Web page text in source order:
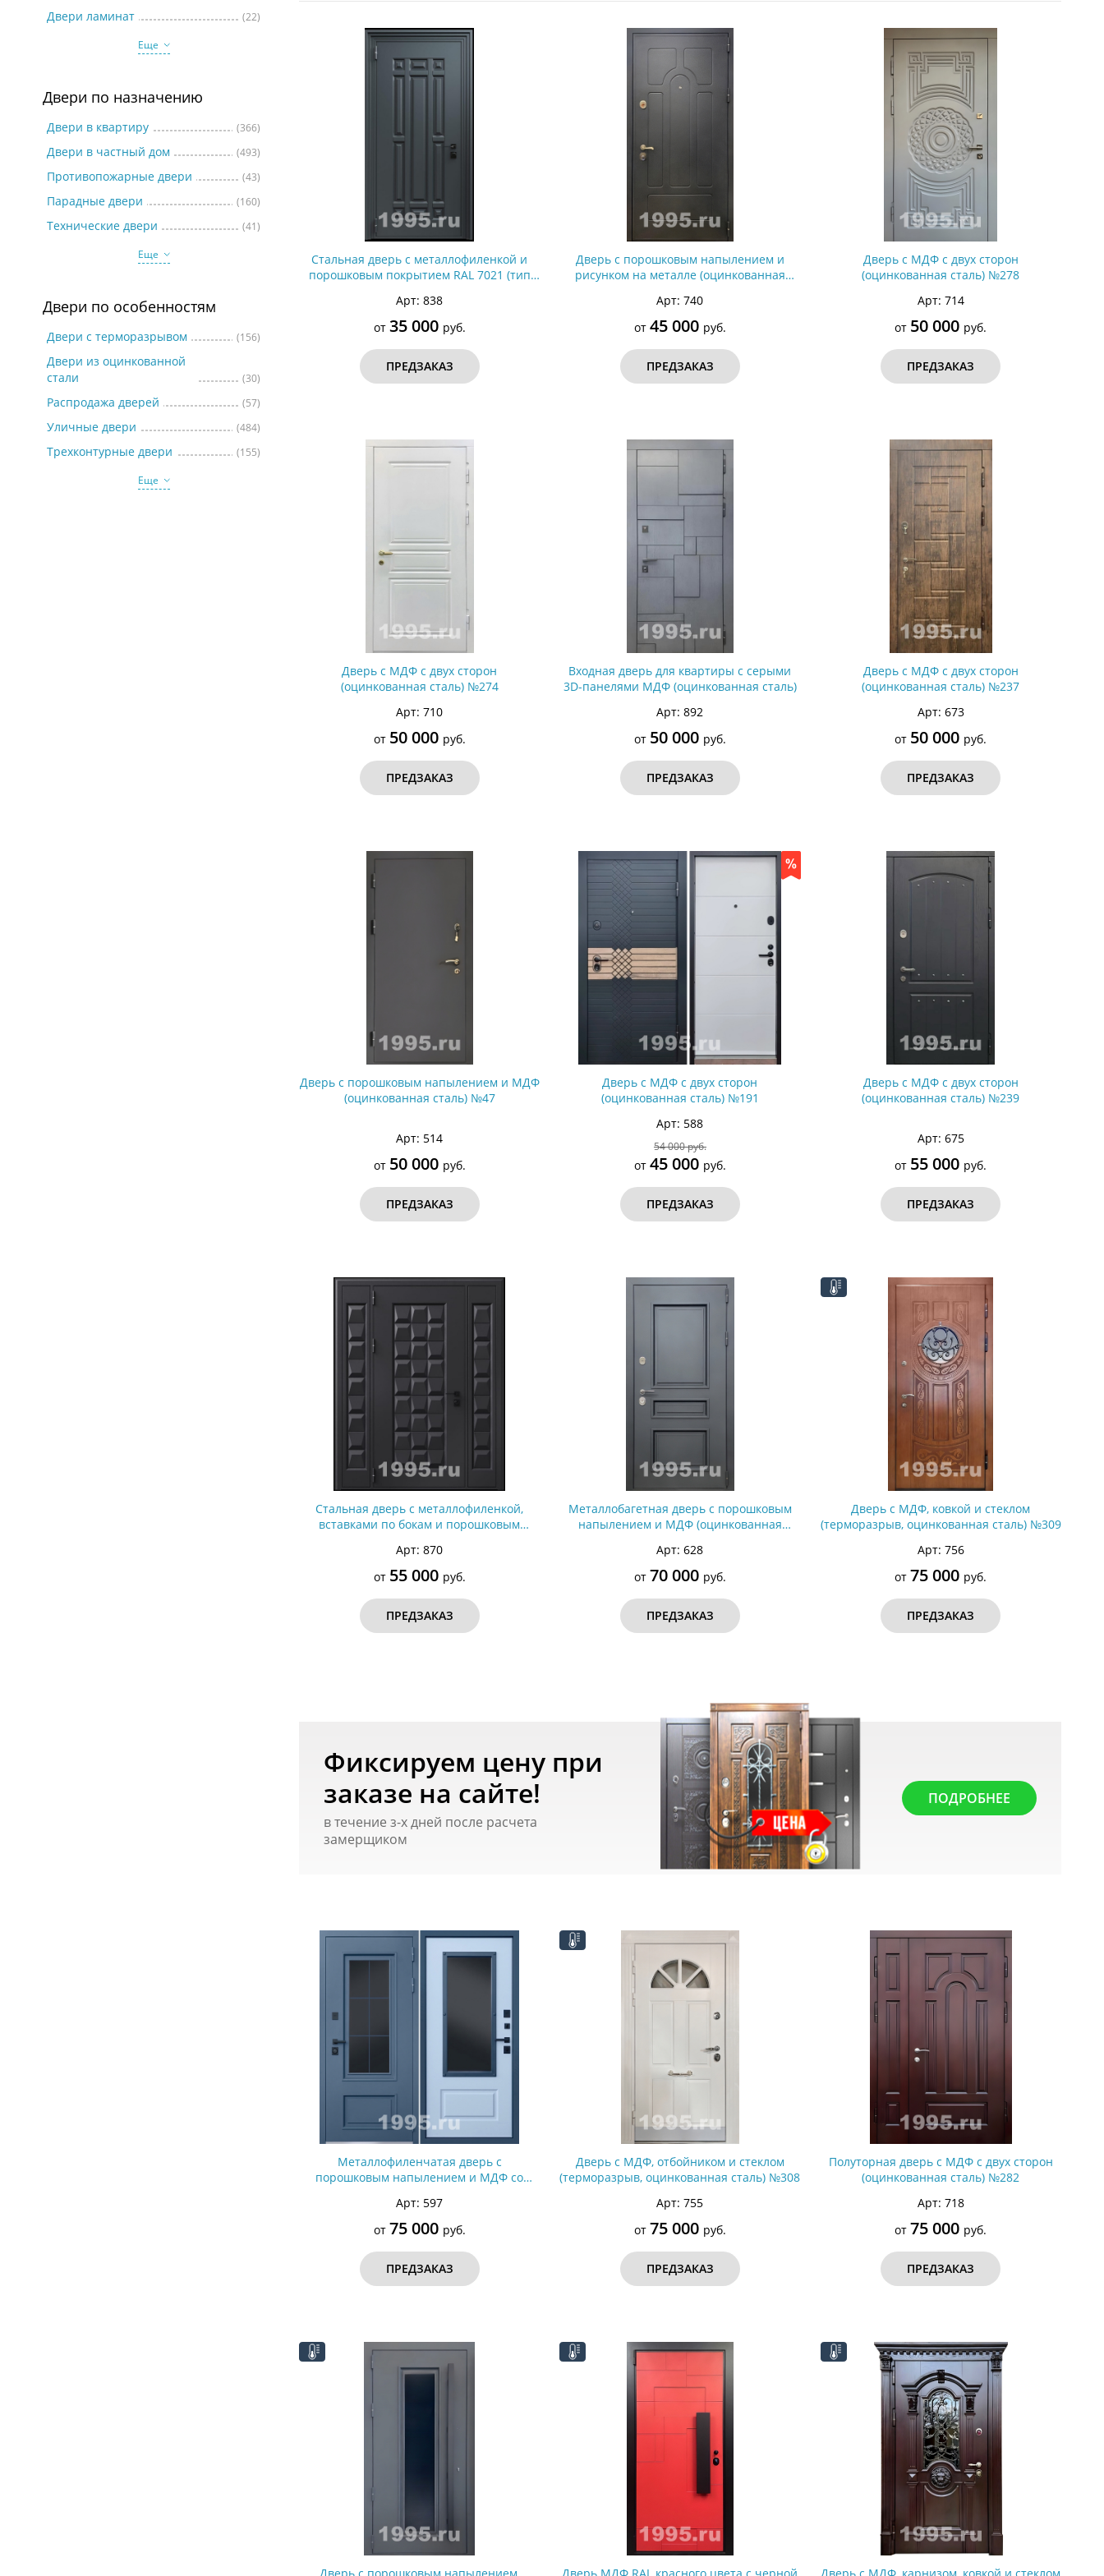
Двери с винилискожей
Коричневые двери
С металлофиленкой
Двери ламинат
(22)
Еще
Двери по назначению
Двери в квартиру (366)
Двери в частный дом (493)
Противопожарные двери (43)
Парадные двери (160)
Технические двери
(41)
Еще
Двери по особенностям
Двери с терморазрывом (156)
Двери из оцинкованной
стали
(30)
Распродажа дверей (57)
Уличные двери (484)
Трехконтурные двери
(155)
Еще
Стальная дверь с металлофиленкой и
порошковым покрытием RAL 7021 (тип
Арт: 838
от 35 000 руб.
ПРЕДЗАКАЗ
Дверь с порошковым напылением и
рисунком на металле (оцинкованная
Арт: 740
от 45 000 руб.
ПРЕДЗАКАЗ
Дверь с МДФ с двух сторон
(оцинкованная сталь) №278
Арт: 714
от 50 000 руб.
ПРЕДЗАКАЗ
Дверь с МДФ с двух сторон
(оцинкованная сталь) №274
Арт: 710
от 50 000 руб.
ПРЕДЗАКАЗ
Входная дверь для квартиры с серыми
3D-панелями МДФ (оцинкованная сталь)
Арт: 892
от 50 000 руб.
ПРЕДЗАКАЗ
Дверь с МДФ с двух сторон
(оцинкованная сталь) №237
Арт: 673
от 50 000 руб.
ПРЕДЗАКАЗ
Дверь с порошковым напылением и МДФ
(оцинкованная сталь) №47
Арт: 514
от 50 000 руб.
ПРЕДЗАКАЗ
Дверь с МДФ с двух сторон
(оцинкованная сталь) №191
Арт: 588
54 000 руб.
от 45 000 руб.
ПРЕДЗАКАЗ
Дверь с МДФ с двух сторон
(оцинкованная сталь) №239
Арт: 675
от 55 000 руб.
ПРЕДЗАКАЗ
Стальная дверь с металлофиленкой,
вставками по бокам и порошковым
оцинкованная сталь)
Арт: 870
от 55 000 руб.
ПРЕДЗАКАЗ
Металлобагетная дверь с порошковым
напылением и МДФ (оцинкованная
Арт: 628
от 70 000 руб.
ПРЕДЗАКАЗ
Дверь с МДФ, ковкой и стеклом
(терморазрыв, оцинкованная сталь) №309
Арт: 756
от75 000 руб.
ПРЕДЗАКАЗ
Фиксируем цену при
заказе на сайте!
в течение з-х дней после расчета
замерщиком
ПОДРОБНЕЕ
Металлофиленчатая дверь с
порошковым напылением и МДФ со
Арт: 597
от 75 000 руб.
ПРЕДЗАКАЗ
Дверь с МДФ, отбойником и стеклом
(терморазрыв, оцинкованная сталь) №308
Арт: 755
от 75 000 руб.
ПРЕДЗАКАЗ
Полуторная дверь с МДФ с двух сторон
(оцинкованная сталь) №282
Арт: 718
от75 000 руб.
ПРЕДЗАКАЗ